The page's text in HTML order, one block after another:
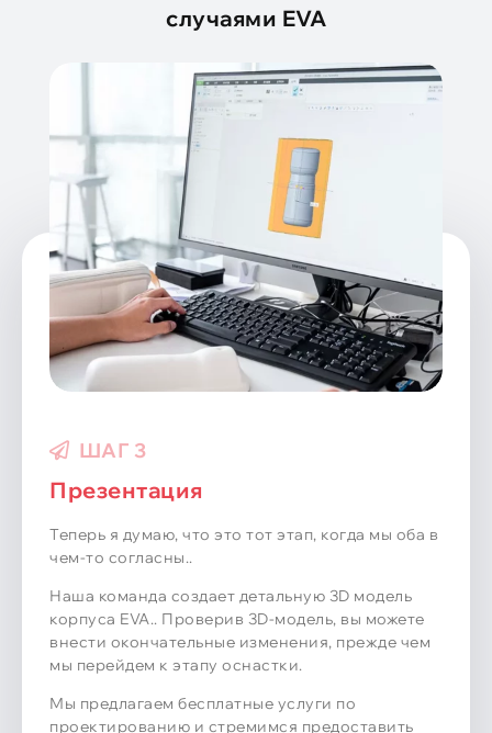
случаями EVA
ШАГ 3
Презентация
Теперь я думаю, что это тот этап, когда мы оба в
чем-то согласны..
Наша команда создает детальную 3D модель
корпуса EVA.. Проверив 3D-модель, вы можете
внести окончательные изменения, прежде чем
мы перейдем к этапу оснастки.
Мы предлагаем бесплатные услуги по
проектированию и стремимся предоставить